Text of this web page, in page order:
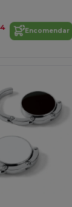
Encomendar